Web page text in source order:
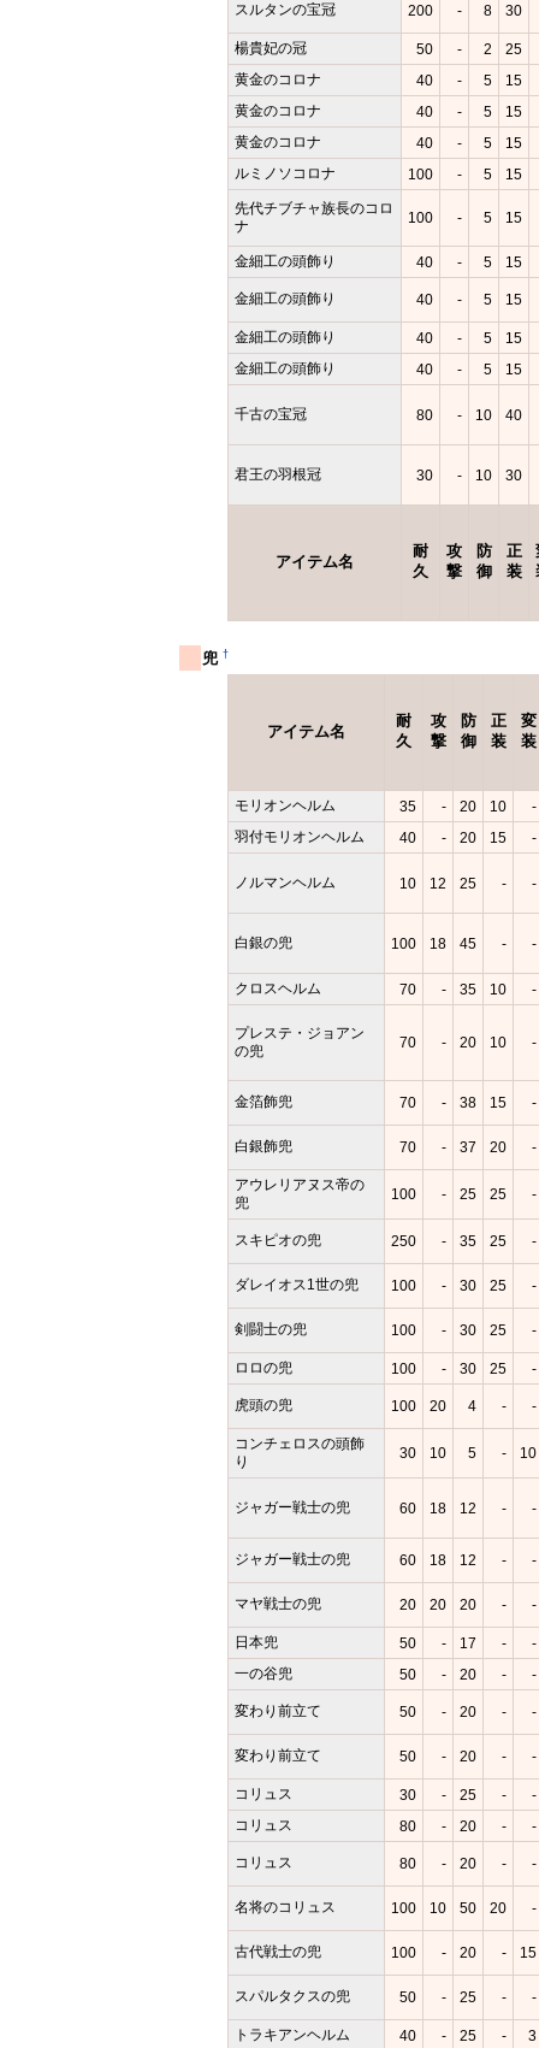
アイテム名
耐
久
攻
撃
防
御
正
装
スルタンの宝冠 200 - 8 30
楊貴妃の冠 50 - 2
25
黄金のコロナ
40 - 5
15
黄金のコロナ
40 - 5
15
黄金のコロナ
40 - 5
15
ルミノソコロナ
100 - 5 15
先代チブチャ族長のコロ
ナ
100 - 5 15
金細工の頭飾り 40 - 5 15
金細工の頭飾り 40 - 5 15
金細工の頭飾り 40 - 5
15
金細工の頭飾り
40 - 5 15
千古の宝冠 80 - 10 40
君王の羽根冠 30 - 10 30
兜†
アイテム名
耐
久
攻
撃
防
御
正
装
変
装
モリオンヘルム 35 - 20 10
-
羽付モリオンヘルム
40 - 20 15 -
ノルマンヘルム 10 12 25 - -
白銀の兜 100 18 45 - -
クロスヘルム 70 - 35 10 -
プレステ・ジョアン
の兜
70 - 20 10 -
金箔飾兜 70 - 38 15 -
白銀飾兜 70 - 37 20 -
アウレリアヌス帝の
兜
100 - 25 25 -
スキピオの兜 250 - 35 25 -
ダレイオス1世の兜 100 - 30 25 -
剣闘士の兜 100 - 30 25 -
ロロの兜 100 - 30 25 -
虎頭の兜 100 20 4 - -
コンチェロスの頭飾
り
30 10 5 - 10
ジャガー戦士の兜 60 18 12 - -
ジャガー戦士の兜 60 18 12 - -
マヤ戦士の兜 20 20 20 - -
日本兜 50 - 17 -
-
一の谷兜
50 - 20 - -
変わり前立て 50 - 20 - -
変わり前立て 50 - 20 - -
コリュス 30 - 25 -
-
コリュス
80 - 20 - -
コリュス 80 - 20 - -
名将のコリュス 100 10 50 20 -
古代戦士の兜 100 - 20 - 15
スパルタクスの兜 50 - 25 - -
トラキアンヘルム 40 - 25 - 3